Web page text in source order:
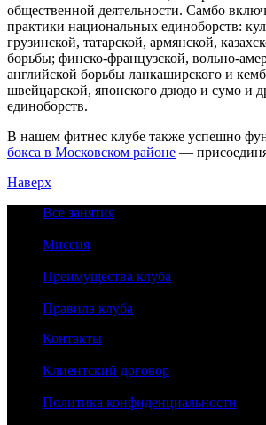
общественной деятельности. Самбо
практики национальных единоборств:
грузинской, татарской, армянской,
борьбы; финско-французской, вольно-
английской борьбы ланкаширского и
швейцарской, японского дзюдо и сумо и
единоборств.
В нашем фитнес клубе также успешно
бокса в Московском районе —
Наверх
Все занятия
Миссия
Преимущества клуба
Правила клуба
Контакты
Клиентский договор
Политика конфиденциальности